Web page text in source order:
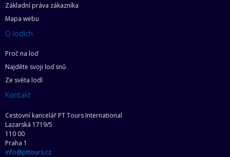
Základní práva zákazníka
Mapa webu
O lodích
Proč na loď
Najděte svoji loď snů
Ze světa lodí
Kontakt
Cestovní kancelář PT Tours International
Lazarská 1719/5
110 00
Praha 1
info@pttours.cz